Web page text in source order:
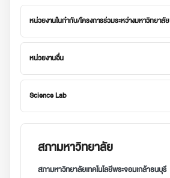
หน่วยงานในกำกับ/โครงการร่วมระหว่างมหาวิทยาลัย
หน่วยงานอื่น
Science Lab
สภามหาวิทยาลัย
สภามหาวิทยาลัยเทคโนโลยีพระจอมเกล้าธนบุรี